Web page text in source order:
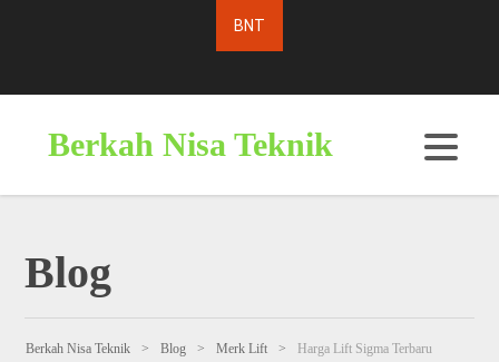
Berkah Nisa Teknik
Blog
Berkah Nisa Teknik > Blog > Merk Lift > Harga Lift Sigma Terbaru